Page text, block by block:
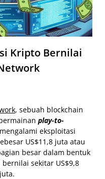
Kripto Bernilai
, sebuah blockchain
play-to-
eksploitasi
US$11,8 juta atau
besar dalam bentuk
bernilai sekitar US$9,8